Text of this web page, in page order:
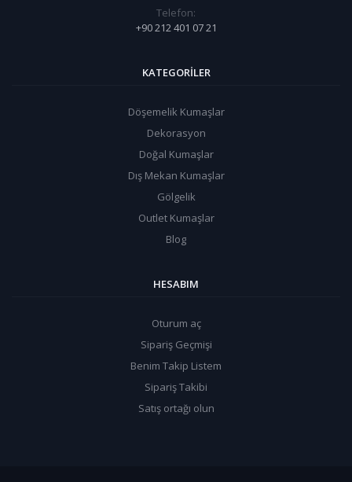
Telefon:
+90 212 401 07 21
KATEGORILER
Döşemelik Kumaşlar
Dekorasyon
Doğal Kumaşlar
Dış Mekan Kumaşlar
Gölgelik
Outlet Kumaşlar
Blog
HESABIM
Oturum aç
Sipariş Geçmişi
Benim Takip Listem
Sipariş Takibi
Satış ortağı olun